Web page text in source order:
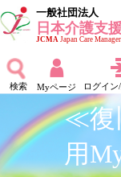
一般社団法人
日本介護支
JCMAJapan Care
検索 Myページ ログイ
≪復
用